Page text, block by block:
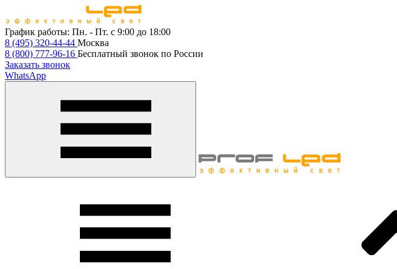
График работы: Пн. - Пт. с 9:00 до 18:00
8 (495) 320-44-44 Москва
8 (800) 777-96-16 Бесплатный звонок по России
Заказать звонок
WhatsApp